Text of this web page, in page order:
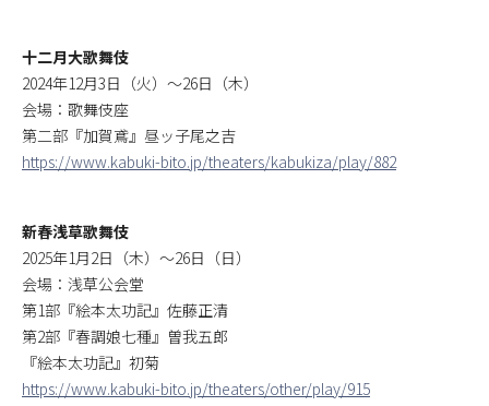
十二月大歌舞伎
2024年12月3日（火）～26日（木）
会場：歌舞伎座
第二部『加賀鳶』昼ッ子尾之吉
https://www.kabuki-bito.jp/theaters/kabukiza/play/882
新春浅草歌舞伎
2025年1月2日（木）～26日（日）
会場：浅草公会堂
第1部『絵本太功記』佐藤正清
第2部『春調娘七種』曽我五郎
『絵本太功記』初菊
https://www.kabuki-bito.jp/theaters/other/play/915